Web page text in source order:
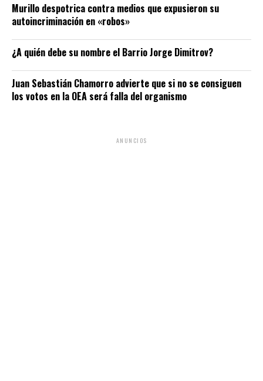
Murillo despotrica contra medios que expusieron su
autoincriminación en «robos»
¿A quién debe su nombre el Barrio Jorge Dimitrov?
Juan Sebastián Chamorro advierte que si no se consiguen
los votos en la OEA será falla del organismo
ANUNCIOS